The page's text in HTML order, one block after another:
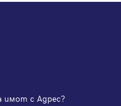
имот с Адрес?